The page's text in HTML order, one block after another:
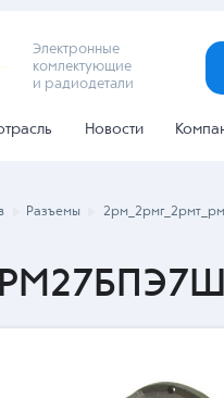
Электронные
комлектующие
и радиодетали
Новости
Разъемы